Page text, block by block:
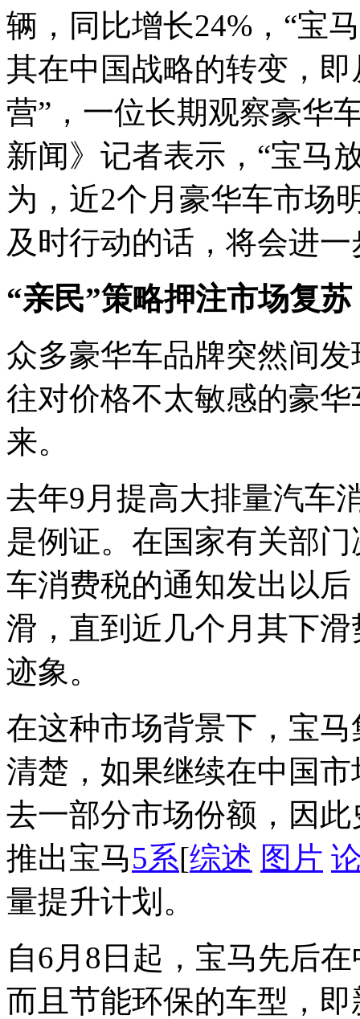
辆，同比增长24%，“宝
其在中国战略的转变，
营”，一位长期观察豪华
新闻》记者表示，“宝马
为，近2个月豪华车市场
及时行动的话，将会进
“亲民”策略押注市场复苏
众多豪华车品牌突然间
往对价格不太敏感的豪
来。
去年9月提高大排量汽车
是例证。在国家有关部
车消费税的通知发出以
滑，直到近几个月其下
迹象。
在这种市场背景下，宝
清楚，如果继续在中国
去一部分市场份额，因
推出宝马5系[综述 图片
量提升计划。
自6月8日起，宝马先后
而且节能环保的车型，